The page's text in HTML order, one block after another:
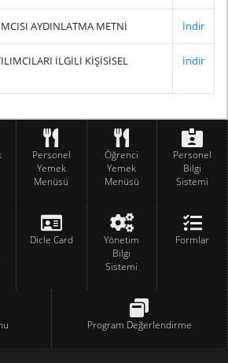
AYDINLATMA METNİ İndir
İLGİLİ KİŞİSİSEL
İndir
Personel
Yemek
Menüsü
Öğrenci
Yemek
Menüsü
Personel
Bilgi
Sistemi
Dicle Card
Yönetim
Bilgi
Sistemi
Formlar
Program Değerlendirme